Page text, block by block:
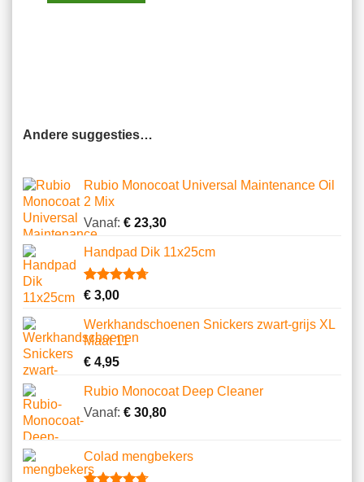
Andere suggesties…
Rubio Monocoat Universal Maintenance Oil
2 Mix
Vanaf: €23,30
Handpad Dik 11x25cm
Gewaardeerd
gebaseerd
op
10
klantbeoordelingen
€3,00
Werkhandschoenen Snickers zwart-grijs XL
Maat 11
€4,95
Rubio Monocoat Deep Cleaner
Vanaf: €30,80
Colad mengbekers